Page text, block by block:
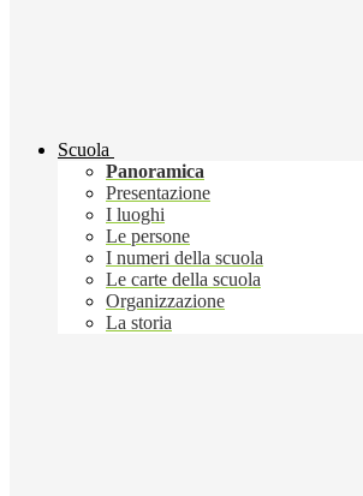
Scuola
Panoramica
Presentazione
I luoghi
Le persone
I numeri della scuola
Le carte della scuola
Organizzazione
La storia